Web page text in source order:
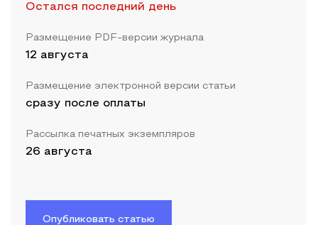
Остался последний день
Размещение PDF-версии журнала
12 августа
Размещение электронной версии статьи
сразу после оплаты
Рассылка печатных экземпляров
26 августа
Опубликовать статью